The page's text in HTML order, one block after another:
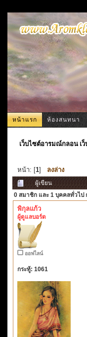
หน้าแรก ห้องสนทนา
เว็บไซต์อารมณ์กลอน เ
หน้า: [1] ลงล่าง
ผู้เขียน
0 สมาชิก และ 1 บุคคลทั่วไป
พิกุลแก้ว
ผู้ดูแลบอร์ด
ออฟไลน์
กระทู้: 1061